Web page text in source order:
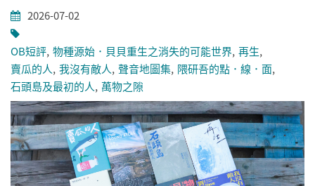
2026-07-02
OB短評 物種源始．貝貝重生之消失的可能世界 再生
賣瓜的人 我沒有敵人 聲音地圖集 隈研吾的點．線．面
石頭島及最初的人 萬物之隙